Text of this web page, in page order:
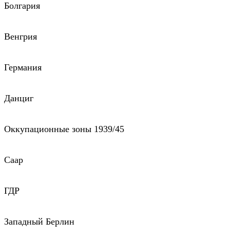
Болгария
Венгрия
Германия
Данциг
Оккупационные зоны 1939/45
Саар
ГДР
Западный Берлин